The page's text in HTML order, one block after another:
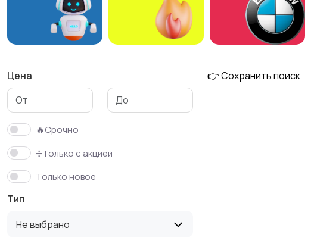
Цена
🔥Срочно
➗Только с акцией
Только новое
Тип
Не выбрано
👉 Сохранить поиск